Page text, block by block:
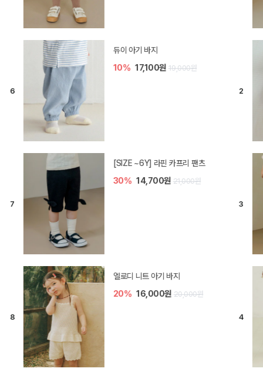
듀이 아기 바지
10% 17,100원 19,000원
[SIZE ~6Y] 라핀 카프리 팬츠
30% 14,700원 21,000원
엘로디 니트 아기 바지
20% 16,000원 20,000원